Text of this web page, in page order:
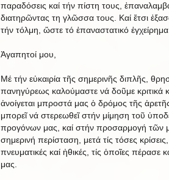
παραδόσεις καί τήν πίστη τους,
διατηρῶντας τη γλῶσσα τους. Καί ἔτσι
τήν τόλμη, ὥστε τό ἐπαναστατικό
Ἀγαπητοί μου,
Μέ τήν εὐκαιρία τῆς σημερινῆς διπλῆς,
πανηγύρεως καλούμαστε νά δοῦμε κριτικά
ἀνοίγεται μπροστά μας ὁ δρόμος τῆς
μπορεῖ νά στερεωθεῖ στήν μίμηση τοῦ
προγόνων μας, καί στήν προσαρμογή τῶν
σημερινή περίσταση, μετά τίς τόσες
πνευματικές καί ἠθικές, τίς ὁποῖες πέρασε
μας.